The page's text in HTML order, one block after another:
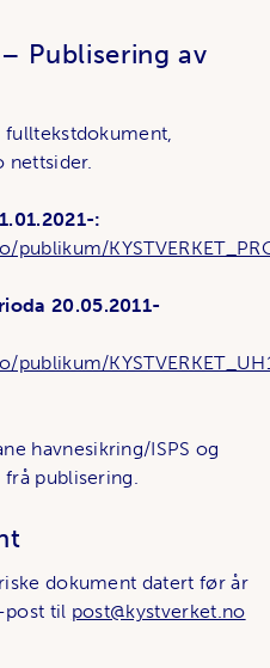
Publisering av
fulltekstdokument,
nettsider.
:
20.05.2011-
publikum/
havnesikring/ISPS og
publisering.
dokument datert før år
post til post@kystverket.no